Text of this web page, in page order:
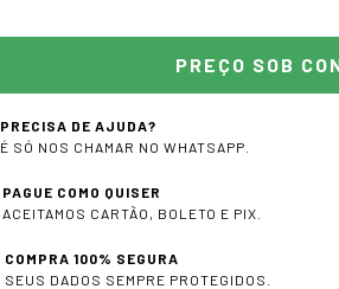
PRECISA DE AJUDA?
É SÓ NOS CHAMAR NO WHATSAPP.
PAGUE COMO QUISER
ACEITAMOS CARTÃO, BOLETO E PIX.
COMPRA 100% SEGURA
SEUS DADOS SEMPRE PROTEGIDOS.